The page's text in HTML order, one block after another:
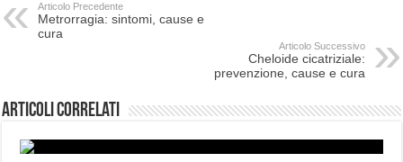
Articolo Precedente
Metrorragia: sintomi, cause e
cura
Articolo Successivo
Cheloide cicatriziale:
prevenzione, cause e cura
Articoli correlati